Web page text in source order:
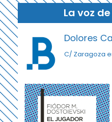
La voz
Dolores
C/ Zaragoza